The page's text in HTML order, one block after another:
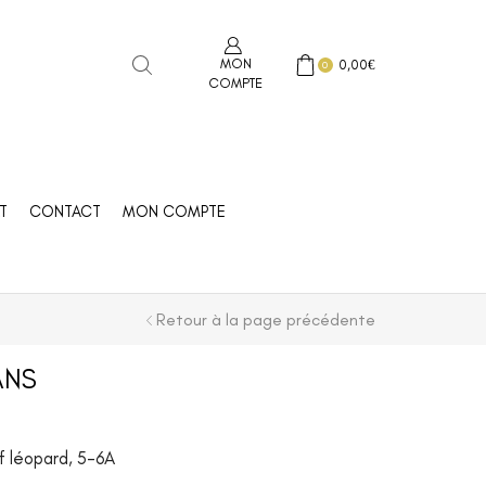
MON
COMPTE
0 0,00€
CONTACT MON COMPTE
Retour à la page précédente
léopard, 5-6A